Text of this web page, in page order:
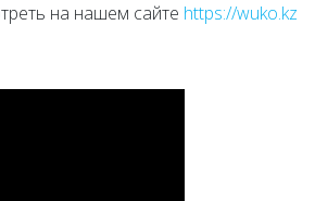
на нашем сайте https://wuko.kz